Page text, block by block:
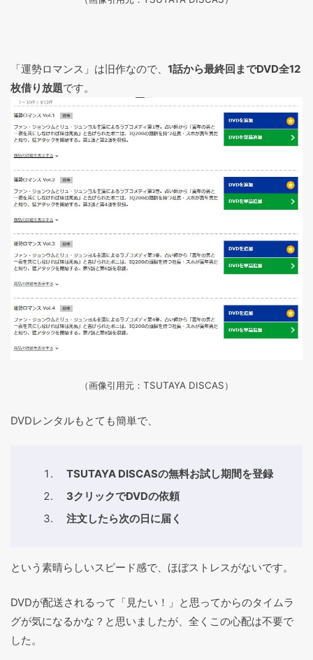
「運勢ロマンス」は旧作なので、 1話から最終回までDVD全12
枚借り放題です。
（画像引用元：TSUTAYA DISCAS）
DVDレンタルもとても簡単で、
TSUTAYA DISCASの無料お試し期間を登録
3クリックでDVDの依頼
注文したら次の日に届く
という素晴らしいスピード感で、ほぼストレスがないです。
DVDが配送されるって「見たい！」と思ってからのタイムラ
グが気になるかな？と思いましたが、全くこの心配は不要で
した。